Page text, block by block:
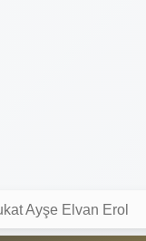
Ayşe Elvan Erol